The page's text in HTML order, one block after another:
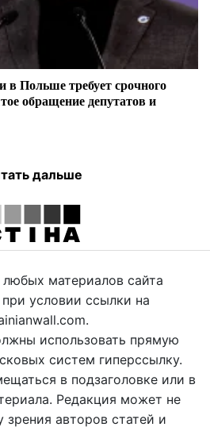
в Польше требует срочного
обращение депутатов и
дальше
материалов сайта
условии ссылки на
использовать прямую
систем гиперссылку.
в подзаголовке или в
Редакция может не
зрения авторов статей и